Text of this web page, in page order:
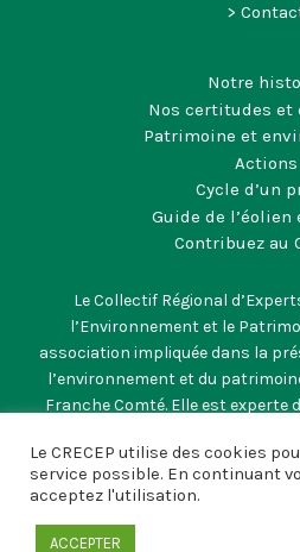
>
Le Collectif Régional
l’Environnement et le
association impliquée dans la
l’environnement et du
Franche Comté. Elle est experte
© 2021 CRECEP Bourgogne
Notre
Nos certitudes et
Patrimoine et
Actions
Cycle d’un
Guide de l’éolien
Contribuez au
Le CRECEP utilise des cookies
service possible. En continuant
acceptez l'utilisation.
ACCEPTER